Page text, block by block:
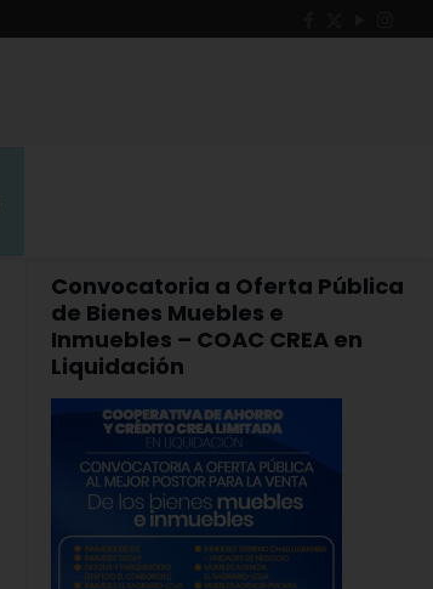
Convocatoria a Oferta Pública
de Bienes Muebles e
Inmuebles – COAC CREA en
Liquidación